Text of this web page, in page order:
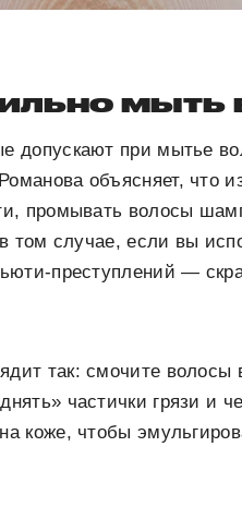
мыть
допускают при мытье
объясняет, что
промывать волосы
том случае, если вы
преступлений —
так: смочите волосы
частички грязи и
коже, чтобы